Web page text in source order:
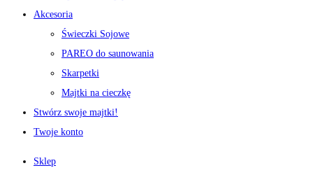
Akcesoria
Świeczki Sojowe
PAREO do saunowania
Skarpetki
Majtki na cieczkę
Stwórz swoje majtki!
Twoje konto
Sklep